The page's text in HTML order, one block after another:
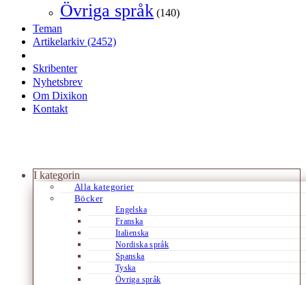
Övriga språk (140)
Teman
Artikelarkiv (2452)
Skribenter
Nyhetsbrev
Om Dixikon
Kontakt
I kategorin
Alla kategorier
Böcker
Engelska
Franska
Italienska
Nordiska språk
Spanska
Tyska
Övriga språk